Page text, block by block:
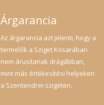
Árgarancia
Az árgarancia azt jelenti, hogy a
termelők a Sziget Kosarában
nem árusítanak drágábban,
mint más értékesítési helyeken
a Szentendrei-szigeten.